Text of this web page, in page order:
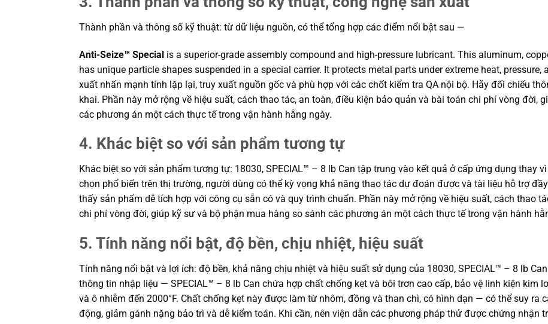
Thành phần và thông số kỹ thuật: từ dữ liệu nguồn, có thể tổng hợp các điểm nổi bật sau —
Anti-Seize™ Special is a superior-grade assembly compound and high-pressure lubricant. This aluminum,
has unique particle shapes suspended in a special carrier. It protects metal parts under extreme heat,
xuất nhấn mạnh tính lặp lại, truy xuất nguồn gốc và phù hợp với các chốt kiểm tra QA nội bộ. Hãy đối chiếu
khai. Phần này mở rộng về hiệu suất, cách thao tác, an toàn, điều kiện bảo quản và bài toán chi phí vòng đời,
các phương án một cách thực tế trong vận hành hằng ngày.
4. Khác biệt so với sản phẩm tương tự
Khác biệt so với sản phẩm tương tự: 18030, SPECIAL™ – 8 lb Can tập trung vào kết quả ở cấp ứng dụng thay
chọn phổ biến trên thị trường, người dùng có thể kỳ vọng khả năng thao tác dự đoán được và tài liệu hỗ trợ
thấy sản phẩm dễ tích hợp với công cụ sẵn có và quy trình chuẩn. Phần này mở rộng về hiệu suất, cách thao
chi phí vòng đời, giúp kỹ sư và bộ phận mua hàng so sánh các phương án một cách thực tế trong vận hành
5. Tính năng nổi bật, độ bền, chịu nhiệt, hiệu suất
Tính năng nổi bật và lợi ích: độ bền, khả năng chịu nhiệt và hiệu suất sử dụng của 18030, SPECIAL™ – 8 lb
thông tin nhập liệu — SPECIAL™ – 8 lb Can chứa hợp chất chống kẹt và bôi trơn cao cấp, bảo vệ linh kiện kim
và ô nhiễm đến 2000°F. Chất chống kẹt này được làm từ nhôm, đồng và than chì, có hình dạn — có thể suy ra
động, giảm gánh nặng bảo trì và dễ kiểm toán. Khi cần, nên viện dẫn các phương pháp thử được chứng nhận